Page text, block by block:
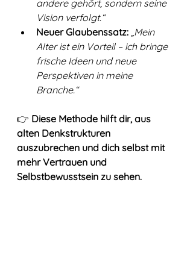
andere gehört, sondern seine
Vision verfolgt.“
Neuer Glaubenssatz: „Mein
Alter ist ein Vorteil – ich bringe
frische Ideen und neue
Perspektiven in meine
Branche.“
👉 Diese Methode hilft dir, aus
alten Denkstrukturen
auszubrechen und dich selbst mit
mehr Vertrauen und
Selbstbewusstsein zu sehen.